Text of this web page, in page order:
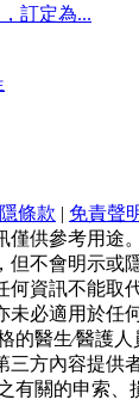
訂定為...
條款 | 免責聲
僅供參考用途
但不會明示或
資訊不能取
未必適用於任
醫生∕醫護人
三方內容提供
有關的申索、